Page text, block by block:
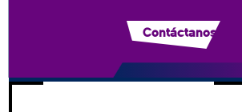
Contáctanos